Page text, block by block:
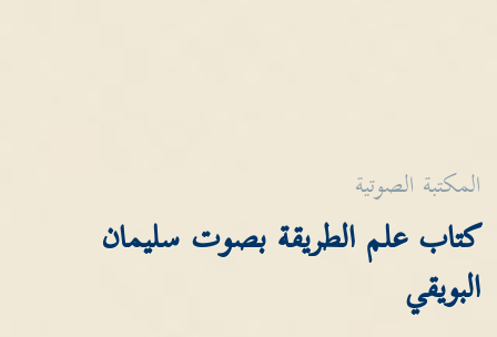
المكتبة الصوتية
كتاب علم الطريقة بصوت سليمان
البويقي